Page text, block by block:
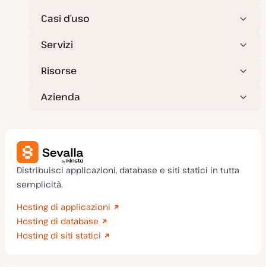
Casi d’uso
Servizi
Risorse
Azienda
Distribuisci applicazioni, database e siti statici in tutta
semplicità.
Hosting di applicazioni
Hosting di database
Hosting di siti statici